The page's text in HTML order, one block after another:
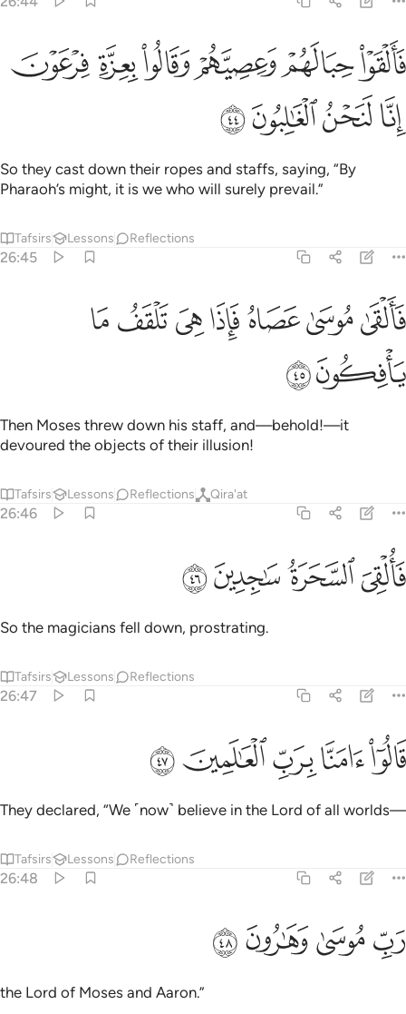
فالقوا حبالهم وعصيهم وقالوا بعزة فرعون انا لنحن الغالبون ٤٤
فَأَلْقَوْا۟ حِبَالَهُمْ وَعِصِيَّهُمْ وَقَالُوا۟ بِعِزَّةِ فِرْعَوْنَ إِنَّا لَنَحْنُ
ﱥﱦﱧﱨﱩﱪ
ﱫﱬﱭﱮ
So they cast down their ropes and staffs, saying, “By
Pharaoh’s might, it is we who will surely prevail.”
Tafsirs Lessons Reflections
26:45
فالقى موسى عصاه فاذا هي تلقف ما يافكون ٤٥
فَأَلْقَىٰ مُوسَىٰ عَصَاهُ فَإِذَا هِىَ تَلْقَفُ مَا يَأْفِكُونَ ٤٥
ﱯﱰﱱﱲﱳﱴﱵ
ﱶﱷ
Then Moses threw down his staff, and—behold!—it
devoured the objects of their illusion!
Tafsirs Lessons Reflections Qira'at
26:46
فالقي السحرة ساجدين ٤٦
فَأُلْقِىَ ٱلسَّحَرَةُ سَـٰجِدِينَ ٤٦
ﱸﱹﱺﱻ
So the magicians fell down, prostrating.
Tafsirs Lessons Reflections
26:47
قالوا امنا برب العالمين ٤٧
قَالُوٓا۟ ءَامَنَّا بِرَبِّ ٱلْعَـٰلَمِينَ ٤٧
ﱼﱽﱾﱿﲀ
They declared, “We ˹now˺ believe in the Lord of all worlds—
Tafsirs Lessons Reflections
26:48
رب موسى وهارون ٤٨
رَبِّ مُوسَىٰ وَهَـٰرُونَ ٤٨
ﲁﲂﲃﲄ
the Lord of Moses and Aaron.”